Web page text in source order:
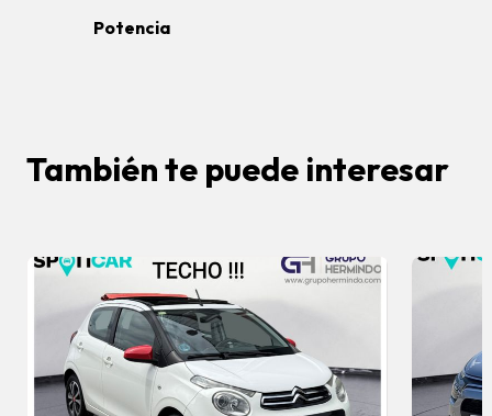
Potencia
También te puede interesar